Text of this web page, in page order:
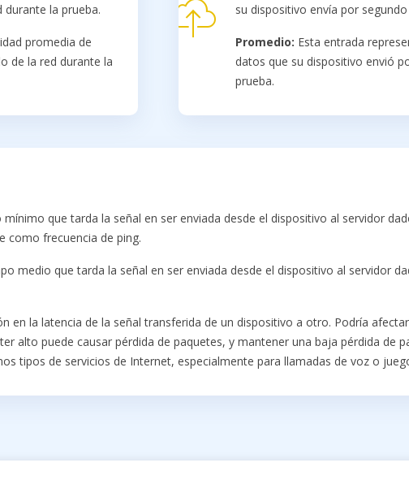
durante la prueba.
promedia de
de la red durante la
su dispositivo envía por
Promedio: Esta entrada
datos que su dispositivo envió
prueba.
que tarda la señal en ser enviada desde el dispositivo al servidor
como frecuencia de ping.
medio que tarda la señal en ser enviada desde el dispositivo al servidor
en la latencia de la señal transferida de un dispositivo a otro. Podría
alto puede causar pérdida de paquetes, y mantener una baja pérdida de
tipos de servicios de Internet, especialmente para llamadas de voz o